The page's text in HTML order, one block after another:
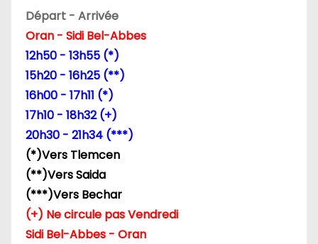
n
d
e
a
r
t
Départ - Arrivée
Oran - Sidi Bel-Abbes
12h50 - 13h55 (*)
15h20 - 16h25 (**)
16h00 - 17h11 (*)
17h10 - 18h32 (+)
20h30 - 21h34 (***)
(*)Vers Tlemcen
(**)Vers Saida
(***)Vers Bechar
(+) Ne circule pas Vendredi
Sidi Bel-Abbes - Oran